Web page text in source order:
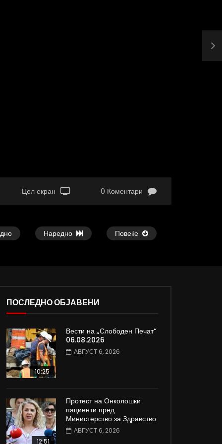
Цел екран 0 Коментари
Наредно Повеќе
37:25
Арсовски: „Се вариме како жаби,
додека сме надвор од ЕУ“
АВГУСТ 5, 2026
0
6.5K
ПОСЛЕДНО ОБЈАВЕНИ
10:25
Вести на „Слободен Печат“
06.08.2026
АВГУСТ 6, 2026
12:51
Протест на Онколошки
пациенти пред
Министерство за Здравство
АВГУСТ 6, 2026